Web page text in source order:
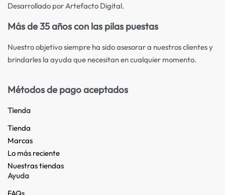
Desarrollado por Artefacto Digital.
Más de 35 años con las pilas puestas
Nuestro objetivo siempre ha sido asesorar a nuestros clientes y
brindarles la ayuda que necesitan en cualquier momento.
Métodos de pago aceptados
Tienda
Tienda
Marcas
Lo más reciente​
Nuestras tiendas​
Ayuda